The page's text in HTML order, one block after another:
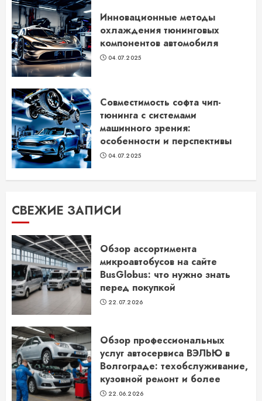
Инновационные методы
охлаждения тюнинговых
компонентов автомобиля
04.07.2025
Совместимость софта чип-
тюнинга с системами
машинного зрения:
особенности и перспективы
04.07.2025
СВЕЖИЕ ЗАПИСИ
Обзор ассортимента
микроавтобусов на сайте
BusGlobus: что нужно знать
перед покупкой
22.07.2026
Обзор профессиональных
услуг автосервиса ВЭЛЬЮ в
Волгограде: техобслуживание,
кузовной ремонт и более
22.06.2026